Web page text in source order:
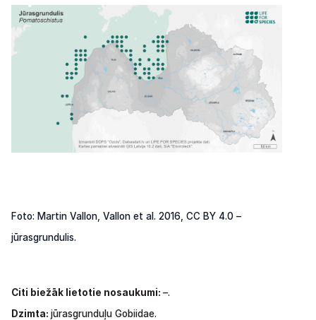
Foto: Martin Vallon, Vallon et al. 2016, CC BY 4.0 –
jūrasgrundulis.
Citi biežāk lietotie nosaukumi: –.
Dzimta: jūrasgrunduļu Gobiidae.